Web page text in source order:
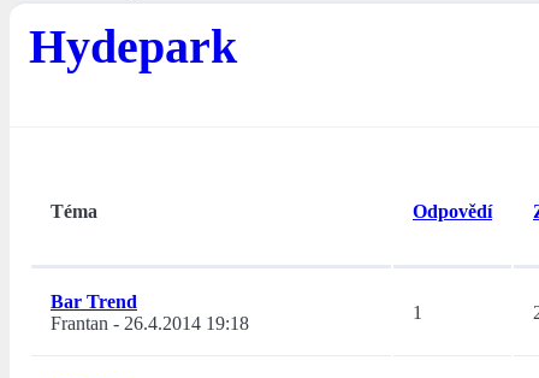
Hydepark
Téma Odpovědí
Bar Trend
Frantan - 26.4.2014 19:18
1